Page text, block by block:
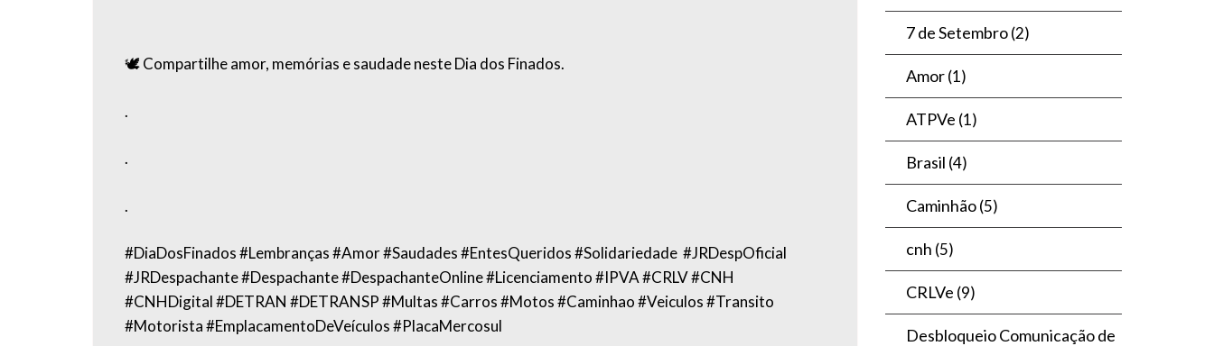
🕊️ Compartilhe amor, memórias e saudade neste Dia dos Finados.
.
.
.
#DiaDosFinados #Lembranças #Amor #Saudades #EntesQueridos #Solidariedade #JRDespOficial
#JRDespachante #Despachante #DespachanteOnline #Licenciamento #IPVA #CRLV #CNH
#CNHDigital #DETRAN #DETRANSP #Multas #Carros #Motos #Caminhao #Veiculos #Transito
#Motorista #EmplacamentoDeVeículos #PlacaMercosul
7 de Setembro (2)
Amor (1)
ATPVe (1)
Brasil (4)
Caminhão (5)
cnh (5)
CRLVe (9)
Desbloqueio Comunicação de